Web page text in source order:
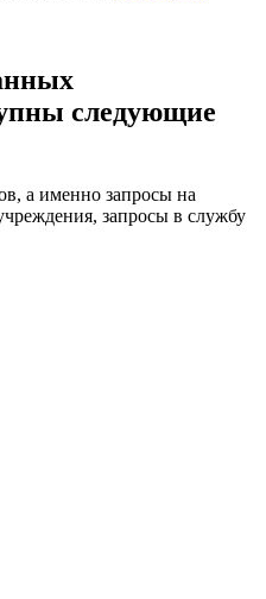
следующие
а именно запросы на
запросы в службу